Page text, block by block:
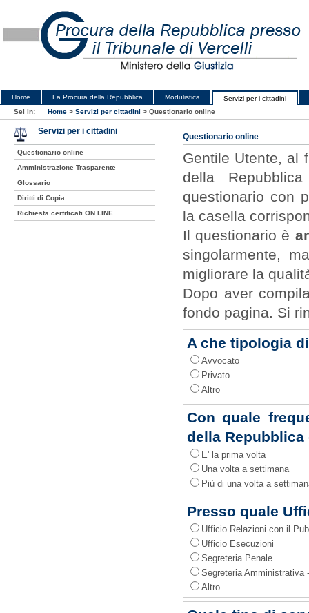
Home La Procura della Repubblica Modulistica
Servizi per i cittadini
Sei in:
Home > Servizi per cittadini > Questionario online
Questionario online
Gentile Utente, al
della
questionario con
la casella
Il questionario è
singolarmente,
migliorare la
Dopo aver
fondo pagina. Si
A che tipologia
Avvocato
Privato
Altro
Con quale
della Repubblica
E' la prima volta
Una volta a settimana
Più di una volta a
Presso quale
Ufficio Relazioni con il
Ufficio Esecuzioni
Segreteria Penale
Segreteria Amministrativa
Altro
Servizi per i cittadini
Questionario online
Amministrazione Trasparente
Glossario
Diritti di Copia
Richiesta certificati ON LINE